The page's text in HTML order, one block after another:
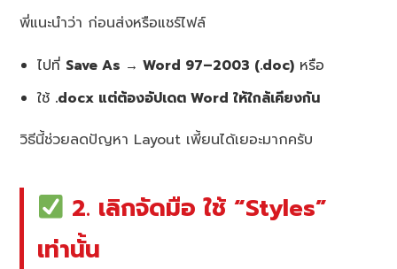
พี่แนะนำว่า ก่อนส่งหรือแชร์ไฟล์
ไปที่ Save As → Word 97–2003 (.doc) หรือ
ใช้ .docx แต่ต้องอัปเดต Word ให้ใกล้เคียงกัน
วิธีนี้ช่วยลดปัญหา Layout เพี้ยนได้เยอะมากครับ
2. เลิกจัดมือ ใช้ “Styles”
เท่านั้น